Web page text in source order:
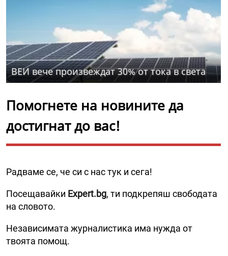
ВЕИ вече произвеждат 30% от тока в света
Помогнете на новините да
достигнат до вас!
Радваме се, че си с нас тук и сега!
Посещавайки Expert.bg, ти подкрепяш свободата
на словото.
Независимата журналистика има нужда от
твоята помощ.